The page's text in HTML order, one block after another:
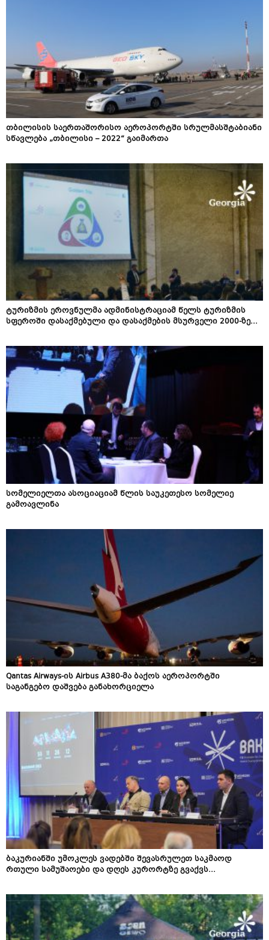
თბილისის საერთაშორისო აეროპორტში სრულმასშტაბიანი
სწავლება „თბილისი – 2022“ გაიმართა
ტურიზმის ეროვნულმა ადმინისტრაციამ წელს ტურიზმის
სფეროში დასაქმებული და დასაქმების მსურველი 2000-ზე...
სომელიელთა ასოციაციამ წლის საუკეთესო სომელიე
გამოავლინა
Qantas Airways-ის Airbus A380-მა ბაქოს აეროპორტში
საგანგებო დაშვება განახორციელა
ბაკურიანში უმოკლეს ვადებში შევასრულეთ საკმაოდ
რთული სამუშაოები და დღეს კურორტზე გვაქვს...